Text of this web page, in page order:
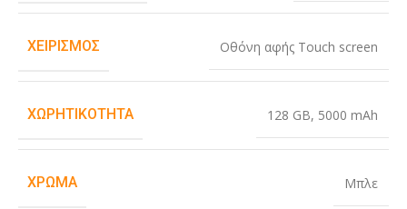
ΧΕΙΡΙΣΜΌΣ Οθόνη αφής Touch screen
ΧΩΡΗΤΙΚΌΤΗΤΑ 128 GB, 5000 mAh
ΧΡΏΜΑ Μπλε